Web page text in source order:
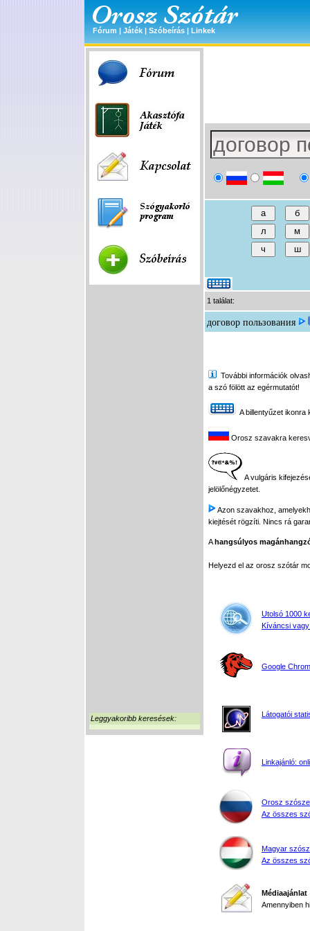
Fórum | Játék | Szóbeírás | Linkek
Leggyakoribb keresések:
1 találat:
договор пользования
További információk
a szó fölött az egérmutatót!
A billentyűzet ikonra
Orosz szavakra
A vulgáris
jelölőnégyzetet.
Azon szavakhoz,
kiejtését rögzíti. Nincs rá
Ahangsúlyos
Helyezd el az orosz szótár
Utolsó 1000
Kíváncsi
Google
Látogatói
Linkajánló:
Orosz
Az összes
Magyar
Az összes
Médiaajánlat
Amennyiben